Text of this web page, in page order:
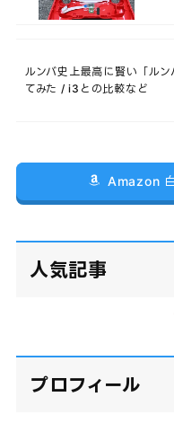
ルンバ史上最高に賢い「ル
てみた / i3との比較など
Amazon
人気記事
プロフィール